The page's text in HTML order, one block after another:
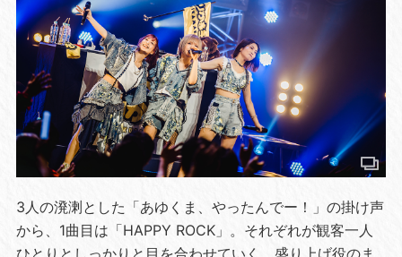
3人の溌溂とした「あゆくま、やったんでー！」の掛け声
から、1曲目は「HAPPY ROCK」。それぞれが観客一人
ひとりとしっかりと目を合わせていく。盛り上げ役のま